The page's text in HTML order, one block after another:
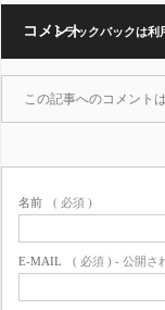
コメントトラックバックは利
この記事へのコメント
名前 ( 必須 )
E-MAIL ( 必須 ) - 公開さ